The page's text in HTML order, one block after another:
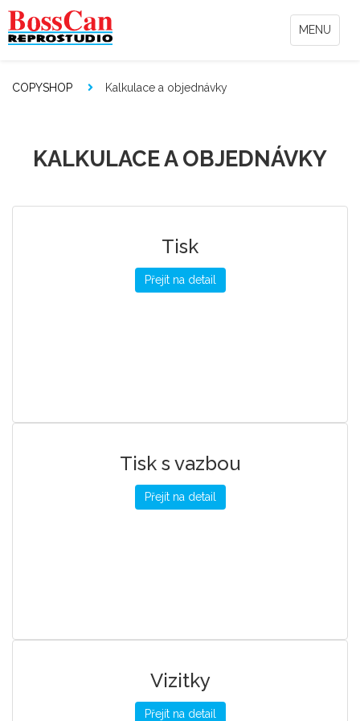
MENU
COPYSHOP Kalkulace a objednávky
KALKULACE A OBJEDNÁVKY
Tisk
Přejít na detail
Tisk s vazbou
Přejít na detail
Vizitky
Přejít na detail